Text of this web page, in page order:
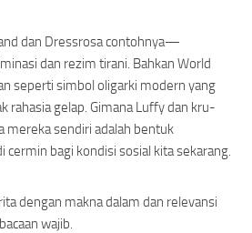
dan Dressrosa contohnya—
dan rezim tirani. Bahkan World
seperti simbol oligarki modern yang
rahasia gelap. Gimana Luffy dan kru-
mereka sendiri adalah bentuk
cermin bagi kondisi sosial kita sekarang.
dengan makna dalam dan relevansi
wajib.